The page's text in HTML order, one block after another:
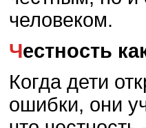
человеком.
Честность
Когда дети
ошибки, они